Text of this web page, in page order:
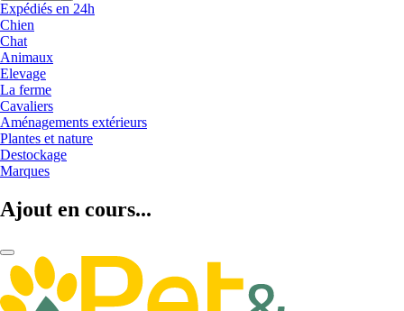
Expédiés en 24h
Chien
Chat
Animaux
Elevage
La ferme
Cavaliers
Aménagements extérieurs
Plantes et nature
Destockage
Marques
Ajout en cours...